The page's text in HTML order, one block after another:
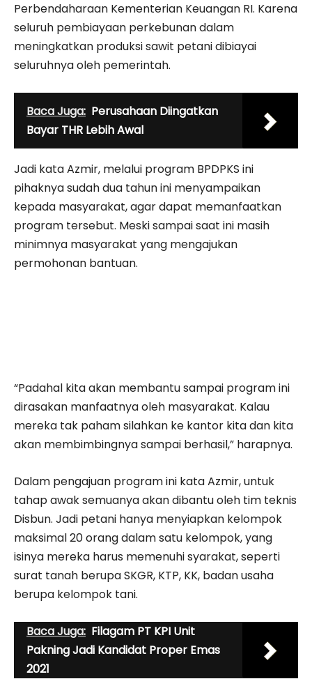
Perbendaharaan Kementerian Keuangan RI. Karena
seluruh pembiayaan perkebunan dalam
meningkatkan produksi sawit petani dibiayai
seluruhnya oleh pemerintah.
Baca Juga: Perusahaan Diingatkan
Bayar THR Lebih Awal
Jadi kata Azmir, melalui program BPDPKS ini
pihaknya sudah dua tahun ini menyampaikan
kepada masyarakat, agar dapat memanfaatkan
program tersebut. Meski sampai saat ini masih
minimnya masyarakat yang mengajukan
permohonan bantuan.
“Padahal kita akan membantu sampai program ini
dirasakan manfaatnya oleh masyarakat. Kalau
mereka tak paham silahkan ke kantor kita dan kita
akan membimbingnya sampai berhasil,” harapnya.
Dalam pengajuan program ini kata Azmir, untuk
tahap awak semuanya akan dibantu oleh tim teknis
Disbun. Jadi petani hanya menyiapkan kelompok
maksimal 20 orang dalam satu kelompok, yang
isinya mereka harus memenuhi syarakat, seperti
surat tanah berupa SKGR, KTP, KK, badan usaha
berupa kelompok tani.
Baca Juga: Filagam PT KPI Unit
Pakning Jadi Kandidat Proper Emas
2021